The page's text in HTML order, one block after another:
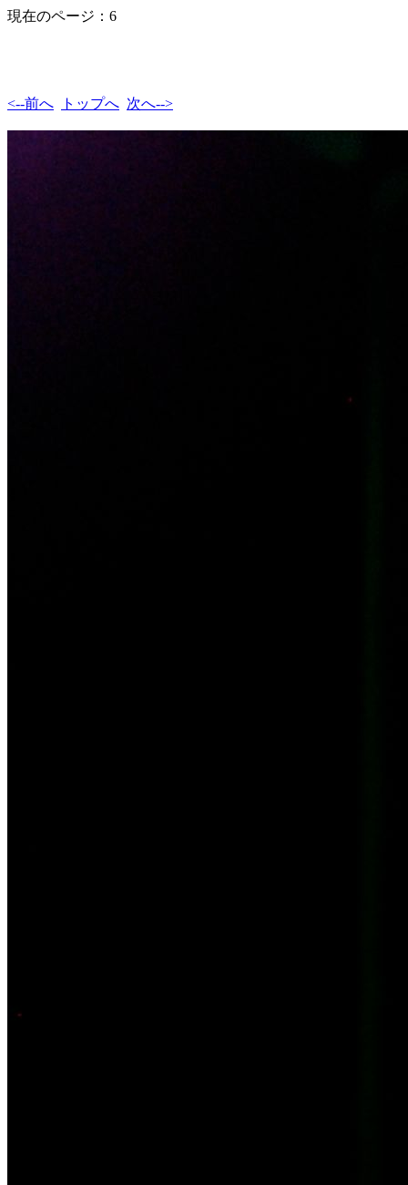
現在のページ：6
<--前へ トップへ 次へ-->